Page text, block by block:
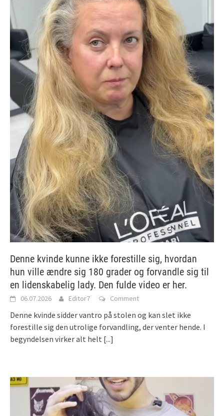
Denne kvinde kunne ikke forestille sig, hvordan
hun ville ændre sig 180 grader og forvandle sig til
en lidenskabelig lady. Den fulde video er her.
06.07.2026 Editor7 Comment
Denne kvinde sidder vantro på stolen og kan slet ikke
forestille sig den utrolige forvandling, der venter hende. I
begyndelsen virker alt helt [...]